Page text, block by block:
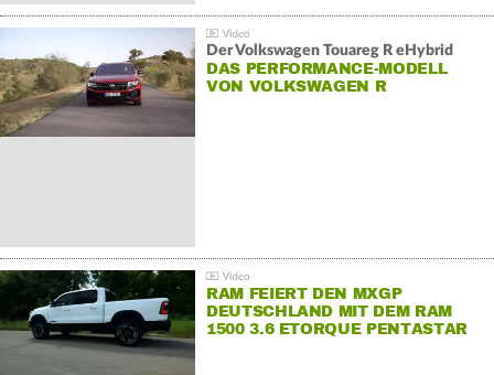
Der Volkswagen Touareg R eHybrid
DAS PERFORMANCE-MODELL
VON VOLKSWAGEN R
RAM FEIERT DEN MXGP
DEUTSCHLAND MIT DEM RAM
1500 3.6 ETORQUE PENTASTAR